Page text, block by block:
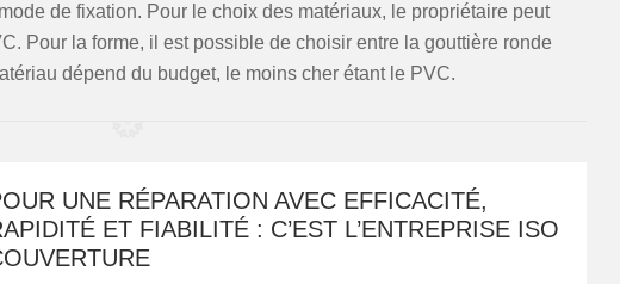
de fixation. Pour le choix des matériaux, le propriétaire peut
Pour la forme, il est possible de choisir entre la gouttière ronde
dépend du budget, le moins cher étant le PVC.
UNE RÉPARATION AVEC EFFICACITÉ,
ET FIABILITÉ : C’EST L’ENTREPRISE ISO